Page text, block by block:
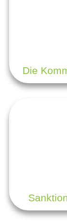
Die